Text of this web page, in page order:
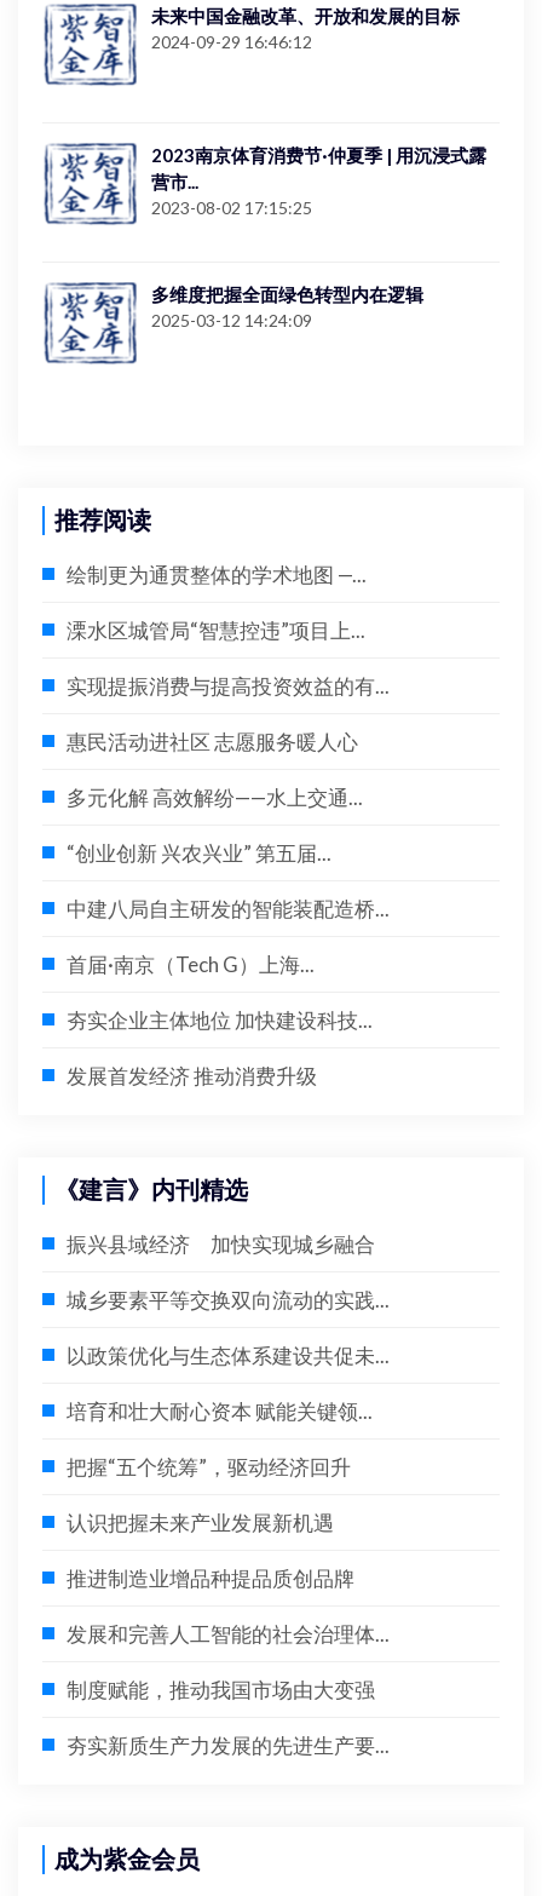
未来中国金融改革、开放和发展的目标
2024-09-29 16:46:12
2023南京体育消费节·仲夏季 | 用沉浸式露
营市...
2023-08-02 17:15:25
多维度把握全面绿色转型内在逻辑
2025-03-12 14:24:09
推荐阅读
绘制更为通贯整体的学术地图 —...
溧水区城管局“智慧控违”项目上...
实现提振消费与提高投资效益的有...
惠民活动进社区 志愿服务暖人心
多元化解 高效解纷——水上交通...
“创业创新 兴农兴业” 第五届...
中建八局自主研发的智能装配造桥...
首届·南京（Tech G）上海...
夯实企业主体地位 加快建设科技...
发展首发经济 推动消费升级
《建言》内刊精选
振兴县域经济 加快实现城乡融合
城乡要素平等交换双向流动的实践...
以政策优化与生态体系建设共促未...
培育和壮大耐心资本 赋能关键领...
把握“五个统筹”，驱动经济回升
认识把握未来产业发展新机遇
推进制造业增品种提品质创品牌
发展和完善人工智能的社会治理体...
制度赋能，推动我国市场由大变强
夯实新质生产力发展的先进生产要...
成为紫金会员